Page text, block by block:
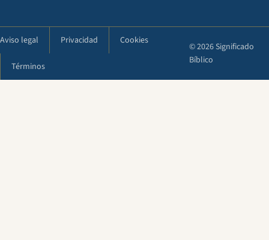
Aviso legal Privacidad Cookies
Términos
© 2026 Significado
Bíblico